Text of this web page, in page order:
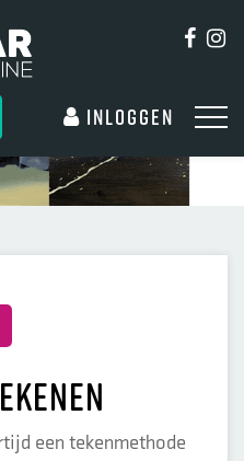
Inloggen
een tekenmethode